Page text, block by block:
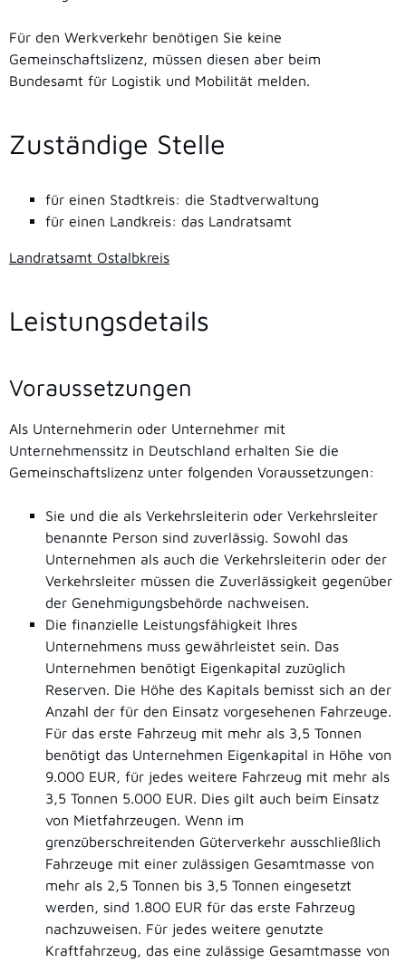
Für den Werkverkehr benötigen Sie keine
Gemeinschaftslizenz, müssen diesen aber beim
Bundesamt für Logistik und Mobilität melden.
Zuständige Stelle
für einen Stadtkreis: die Stadtverwaltung
für einen Landkreis: das Landratsamt
Landratsamt Ostalbkreis
Leistungsdetails
Voraussetzungen
Als Unternehmerin oder Unternehmer mit
Unternehmenssitz in Deutschland erhalten Sie die
Gemeinschaftslizenz unter folgenden Voraussetzungen:
Sie und die als Verkehrsleiterin oder Verkehrsleiter
benannte Person sind zuverlässig. Sowohl das
Unternehmen als auch die Verkehrsleiterin oder der
Verkehrsleiter müssen die Zuverlässigkeit gegenüber
der Genehmigungsbehörde nachweisen.
Die finanzielle Leistungsfähigkeit Ihres
Unternehmens muss gewährleistet sein. Das
Unternehmen benötigt Eigenkapital zuzüglich
Reserven. Die Höhe des Kapitals bemisst sich an der
Anzahl der für den Einsatz vorgesehenen Fahrzeuge.
Für das erste Fahrzeug mit mehr als 3,5 Tonnen
benötigt das Unternehmen Eigenkapital in Höhe von
9.000 EUR, für jedes weitere Fahrzeug mit mehr als
3,5 Tonnen 5.000 EUR. Dies gilt auch beim Einsatz
von Mietfahrzeugen. Wenn im
grenzüberschreitenden Güterverkehr ausschließlich
Fahrzeuge mit einer zulässigen Gesamtmasse von
mehr als 2,5 Tonnen bis 3,5 Tonnen eingesetzt
werden, sind 1.800 EUR für das erste Fahrzeug
nachzuweisen. Für jedes weitere genutzte
Kraftfahrzeug, das eine zulässige Gesamtmasse von